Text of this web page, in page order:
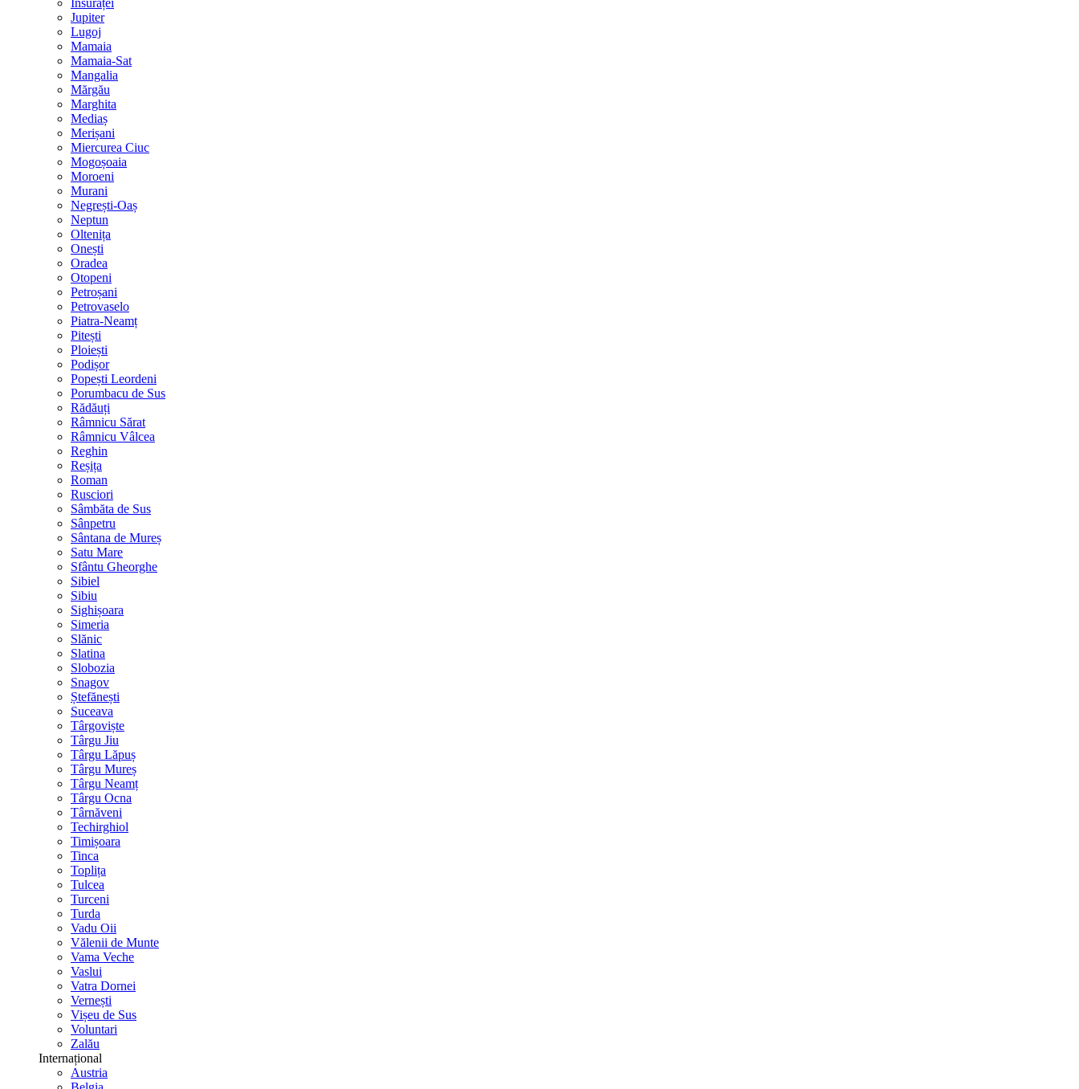
Însurăței
Jupiter
Lugoj
Mamaia
Mamaia-Sat
Mangalia
Mărgău
Marghita
Mediaș
Merișani
Miercurea Ciuc
Mogoșoaia
Moroeni
Murani
Negrești-Oaș
Neptun
Oltenița
Onești
Oradea
Otopeni
Petroșani
Petrovaselo
Piatra-Neamț
Pitești
Ploiești
Podișor
Popești Leordeni
Porumbacu de Sus
Rădăuți
Râmnicu Sărat
Râmnicu Vâlcea
Reghin
Reșița
Roman
Rusciori
Sâmbăta de Sus
Sânpetru
Sântana de Mureș
Satu Mare
Sfântu Gheorghe
Sibiel
Sibiu
Sighișoara
Simeria
Slănic
Slatina
Slobozia
Snagov
Ștefănești
Suceava
Târgoviște
Târgu Jiu
Târgu Lăpuș
Târgu Mureș
Târgu Neamț
Târgu Ocna
Târnăveni
Techirghiol
Timișoara
Tinca
Toplița
Tulcea
Turceni
Turda
Vadu Oii
Vălenii de Munte
Vama Veche
Vaslui
Vatra Dornei
Vernești
Vișeu de Sus
Voluntari
Zalău
Internațional
Austria